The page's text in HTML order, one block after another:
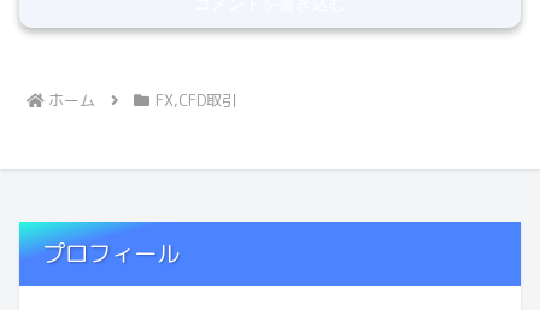
ホーム FX,CFD取引
プロフィール